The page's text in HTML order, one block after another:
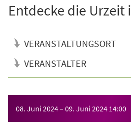
Entdecke die Urzeit
VERANSTALTUNGSORT
VERANSTALTER
08. Juni 2024– 09. Juni 2024 14:00